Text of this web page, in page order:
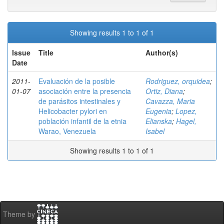
Showing results 1 to 1 of 1
Issue
Date
Title Author(s)
2011-
01-07
Evaluación de la posible
asociación entre la presencia
de parásitos intestinales y
Helicobacter pylori en
población infantil de la etnia
Warao, Venezuela
Rodriguez, orquidea;
Ortiz, Diana;
Cavazza, Maria
Eugenia; Lopez,
Elianska; Hagel,
Isabel
Showing results 1 to 1 of 1
Theme by